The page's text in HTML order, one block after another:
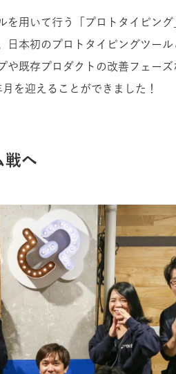
を用いて行う「プロトタイピン
日本初のプロトタイピングツー
や既存プロダクトの改善フェー
を迎えることができました！
戦へ